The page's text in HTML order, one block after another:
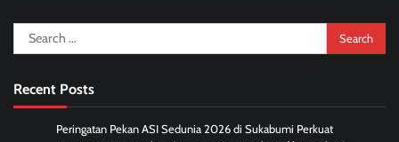
Search
for:
Recent Posts
Peringatan Pekan ASI Sedunia 2026 di Sukabumi Perkuat